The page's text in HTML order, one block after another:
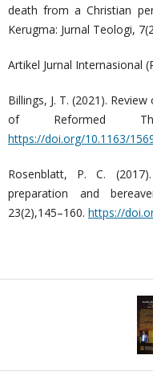
death from a Christian
Kerugma: Jurnal Teologi,
Artikel Jurnal Internasional
Billings, J. T. (2021).
of Reformed
https://doi.org/10.1163/
Rosenblatt, P. C.
preparation and
23(2),145–160. https://